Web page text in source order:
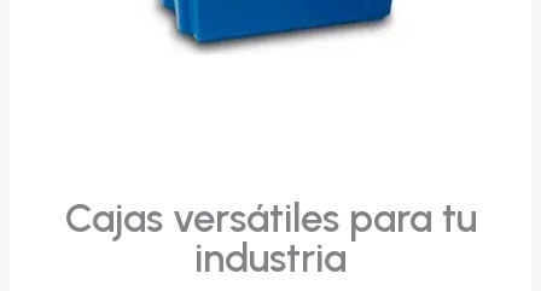
Cajas versátiles para tu
industria